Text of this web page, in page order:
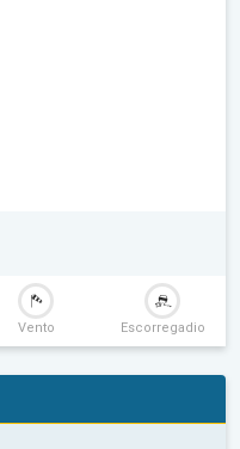
Vento Escorregadio